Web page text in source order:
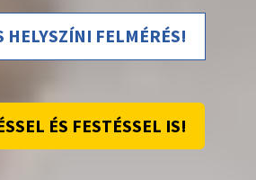
HELYSZÍNI FELMÉRÉS!
ÉS FESTÉSSEL IS!